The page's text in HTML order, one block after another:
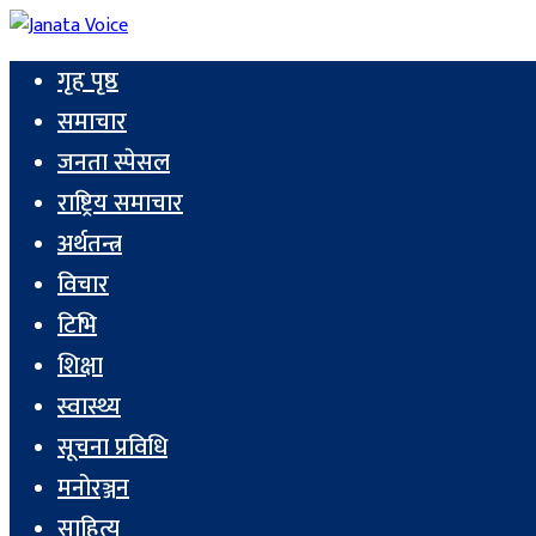
गृह पृष्ठ
समाचार
जनता स्पेसल
राष्ट्रिय समाचार
अर्थतन्त्र
विचार
टिभि
शिक्षा
स्वास्थ्य
सूचना प्रविधि
मनोरञ्जन